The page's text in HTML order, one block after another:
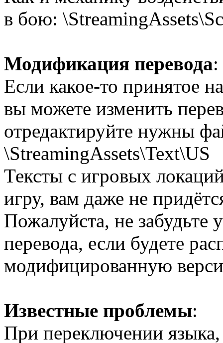
в бою:
Модификация перевода:
Если какое-то принятое
вы можете изменить
отредактируйте нужны
\StreamingAssets\Text\US
Тексты с игровых
игру, вам даже не
Пожалуйста, не забудьте
перевода, если будете
модифицированную
Известные проблемы:
При переключении языка,